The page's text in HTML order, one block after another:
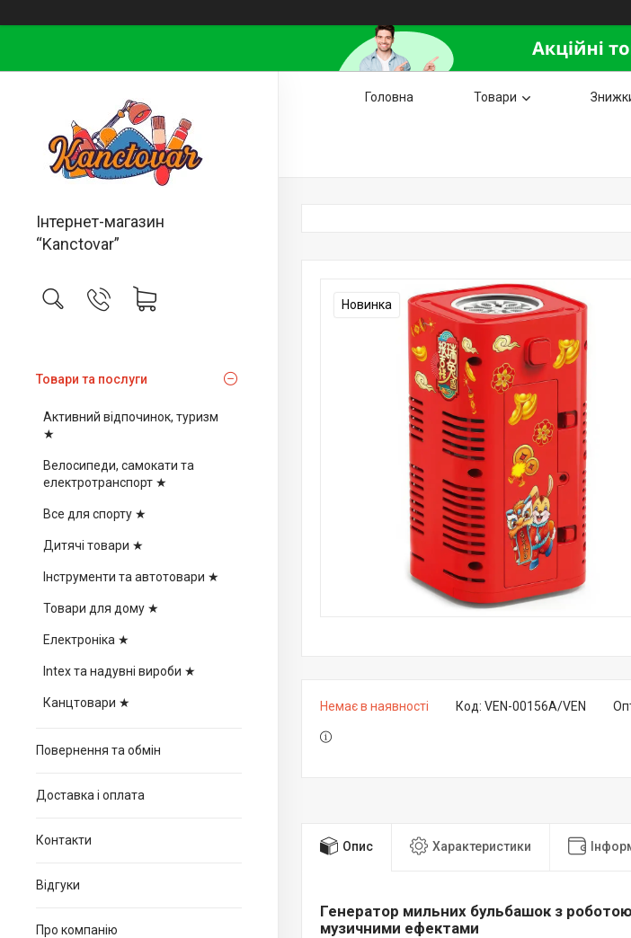
Інтернет-магазин
“Kanctovar”
Товари та послуги
Активний відпочинок, туризм
★
Велосипеди, самокати та
електротранспорт ★
Все для спорту ★
Дитячі товари ★
Інструменти та автотовари ★
Товари для дому ★
Електроніка ★
Intex та надувні вироби ★
Канцтовари ★
Повернення та обмін
Доставка і оплата
Контакти
Відгуки
Про компанію
Головна Товари
Новинка
Немає в наявності Код: VEN-00156A/VEN
Опис Характеристики
Генератор мильних бульбашок з
музичними ефектами